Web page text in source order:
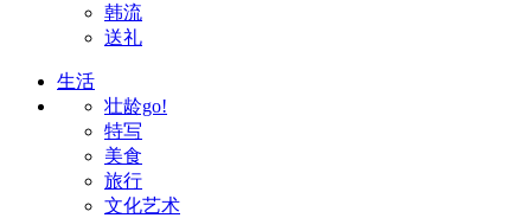
韩流
送礼
生活
壮龄go!
特写
美食
旅行
文化艺术